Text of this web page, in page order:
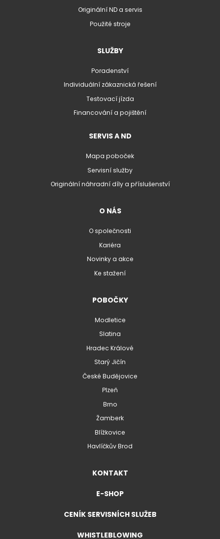
Originální ND a servis
Použité stroje
SLUŽBY
Poradenství
Individuální zákaznická řešení
Testovací jízda
Financování a pojištění
SERVIS A ND
Mapa poboček
Servisní služby
Originální náhradní díly a příslušenství
O NÁS
O společnosti
Kariéra
Novinky a akce
Ke stažení
POBOČKY
Modletice
Slatina
Hradec Králové
Starý Jičín
České Budějovice
Plzeň
Brno
Žamberk
Blížkovice
Havlíčkův Brod
KONTAKT
E-SHOP
CENÍK SERVISNÍCH SLUŽEB
WHISTLEBLOWING